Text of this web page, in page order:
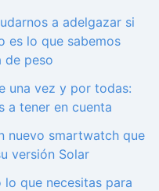
a adelgazar si
es lo que sabemos
de peso
una vez y por todas:
a tener en cuenta
nuevo smartwatch que
versión Solar
lo que necesitas para